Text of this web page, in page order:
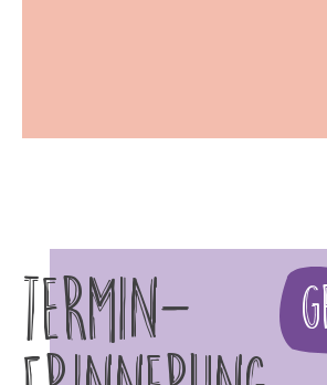
Termin-